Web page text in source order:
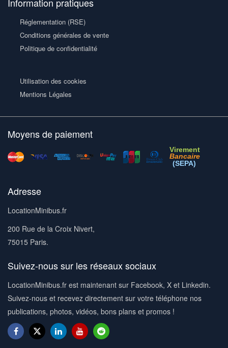
Information pratiques
Réglementation (RSE)
Conditions générales de vente
Politique de confidentialité
Utilisation des cookies
Mentions Légales
Moyens de paiement
Virement
Bancaire
(SEPA)
Adresse
LocationMinibus.fr
200 Rue de la Croix Nivert,
75015 Paris.
Suivez-nous sur les réseaux sociaux
LocationMinibus.fr est maintenant sur Facebook, X et Linkedin.
Suivez-nous et recevez directement sur votre téléphone nos
publications, photos, vidéos, bons plans et promos !